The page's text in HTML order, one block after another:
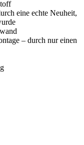
eine echte Neuheit,
– durch nur einen